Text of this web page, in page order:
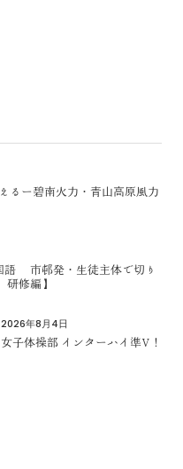
るー碧南火力・青山高原風力
語 市邨発・生徒主体で切り
修編】
2026年8月4日
女子体操部 インターハイ準V！